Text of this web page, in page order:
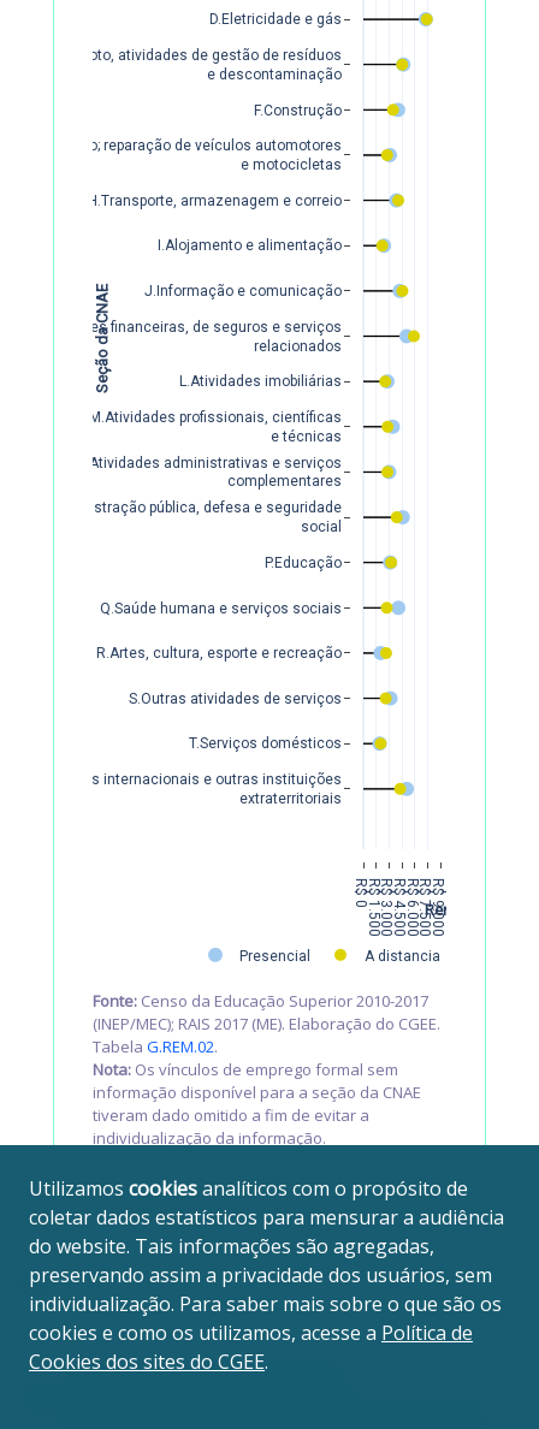
R$ 0R$ 1.500R$ 3.000R$ 4.500R$ 6.000R$ 7.500R$ 9.000
U.Organismos internacionais e outras instituições
extraterritoriais
T.Serviços domésticos
S.Outras atividades de serviços
R.Artes, cultura, esporte e recreação
Q.Saúde humana e serviços sociais
P.Educação
O.Administração pública, defesa e seguridade
social
N.Atividades administrativas e serviços
complementares
M.Atividades profissionais, científicas
e técnicas
L.Atividades imobiliárias
K.Atividades financeiras, de seguros e serviços
relacionados
J.Informação e comunicação
I.Alojamento e alimentação
H.Transporte, armazenagem e correio
G.Comércio; reparação de veículos automotores
e motocicletas
F.Construção
E.Água, esgoto, atividades de gestão de resíduos
e descontaminação
D.Eletricidade e gás
Presencial A distancia
Seção da CNAE
Remuneração
Fonte: Censo da Educação Superior 2010-2017
(INEP/MEC); RAIS 2017 (ME). Elaboração do CGEE.
Tabela G.REM.02.
Nota: Os vínculos de emprego formal sem
informação disponível para a seção da CNAE
tiveram dado omitido a fim de evitar a
individualização da informação.
Utilizamos cookiesanalíticos com o propósito de
coletar dados estatísticos para mensurar a audiência
do website. Tais informações são agregadas,
preservando assim a privacidade dos usuários, sem
individualização. Para saber mais sobre o que são os
cookies e como os utilizamos, acesse a Política de
Cookies dos sites do CGEE.